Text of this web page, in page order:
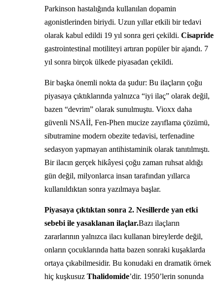
Parkinson hastalığında kullanılan dopamin
agonistlerinden biriydi. Uzun yıllar etkili bir tedavi
olarak kabul edildi 19 yıl sonra geri çekildi. Cisapride
gastrointestinal motiliteyi artıran popüler bir ajandı. 7
yıl sonra birçok ülkede piyasadan çekildi.
Bir başka önemli nokta da şudur: Bu ilaçların çoğu
piyasaya çıktıklarında yalnızca “iyi ilaç” olarak değil,
bazen “devrim” olarak sunulmuştu. Vioxx daha
güvenli NSAİİ, Fen-Phen mucize zayıflama çözümü,
sibutramine modern obezite tedavisi, terfenadine
sedasyon yapmayan antihistaminik olarak tanıtılmıştı.
Bir ilacın gerçek hikâyesi çoğu zaman ruhsat aldığı
gün değil, milyonlarca insan tarafından yıllarca
kullanıldıktan sonra yazılmaya başlar.
Piyasaya çıktıktan sonra 2. Nesillerde yan etki
sebebi ile yasaklanan ilaçlar.Bazı ilaçların
zararlarının yalnızca ilacı kullanan bireylerde değil,
onların çocuklarında hatta bazen sonraki kuşaklarda
ortaya çıkabilmesidir. Bu konudaki en dramatik örnek
hiç kuşkusuz Thalidomide’dir. 1950’lerin sonunda